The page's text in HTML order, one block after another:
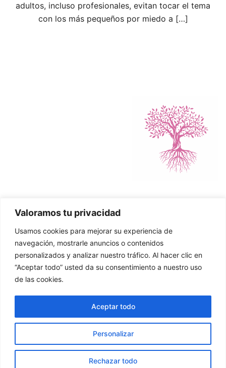
Valoramos tu privacidad
Usamos cookies para mejorar su experiencia de
navegación, mostrarle anuncios o contenidos
personalizados y analizar nuestro tráfico. Al hacer clic en
“Aceptar todo” usted da su consentimiento a nuestro uso
de las cookies.
Personalizar
Rechazar todo
Aceptar todo
adultos, incluso profesionales, evitan tocar el tema
con los más pequeños por miedo a […]
Política de Cookies
Política de Privacidad
© 2026 Asier Zuazo. Página creada por MJG Social
Media